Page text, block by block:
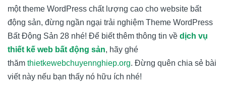
một theme WordPress chất lượng cao cho website bất
động sản, đừng ngần ngại trải nghiệm Theme WordPress
Bất Động Sản 28 nhé! Để biết thêm thông tin về dịch vụ
thiết kế web bất động sản, hãy ghé
thăm thietkewebchuyennghiep.org. Đừng quên chia sẻ bài
viết này nếu bạn thấy nó hữu ích nhé!